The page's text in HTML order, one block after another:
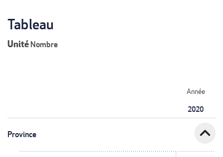
Tableau
UnitéNombre
Année
2020
Province expand_less